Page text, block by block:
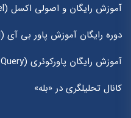
آموزش رایگان و اصولی اکسل (Excel)
دوره رایگان آموزش پاور بی آی (Power BI)
آموزش رایگان پاورکوئری (Power Query)
کانال تحلیلگری در «بله»